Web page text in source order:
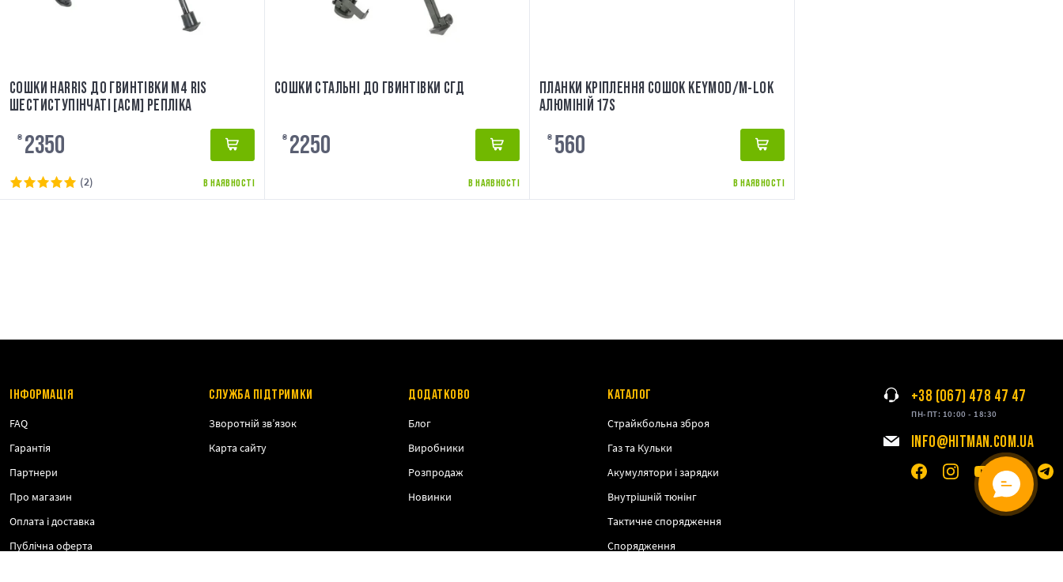
СОШКИ HARRIS ДО ГВИНТІВКИ M4 RIS
ШЕСТИСТУПІНЧАТІ [ACM] РЕПЛІКА
₴ 2350
В НАЯВНОСТІ
(2)
СОШКИ СТАЛЬНІ ДО ГВИНТІВКИ СГД
₴ 2250
В НАЯВНОСТІ
ПЛАНКИ КРІПЛЕННЯ СОШОК KEYMOD/M-LOK
АЛЮМІНІЙ 17S
₴ 560
В НАЯВНОСТІ
ІНФОРМАЦІЯ
FAQ
Гарантія
Партнери
Про магазин
Оплата і доставка
Публічна оферта
СЛУЖБА ПІДТРИМКИ
Зворотній зв’язок
Карта сайту
ДОДАТКОВО
Блог
Виробники
Розпродаж
Новинки
КАТАЛОГ
Страйкбольна зброя
Газ та Кульки
Акумулятори і зарядки
Внутрішній тюнінг
Тактичне спорядження
Спорядження
+38 (067) 478 47 47
ПН-ПТ: 10:00 - 18:30
INFO@HITMAN.COM.UA